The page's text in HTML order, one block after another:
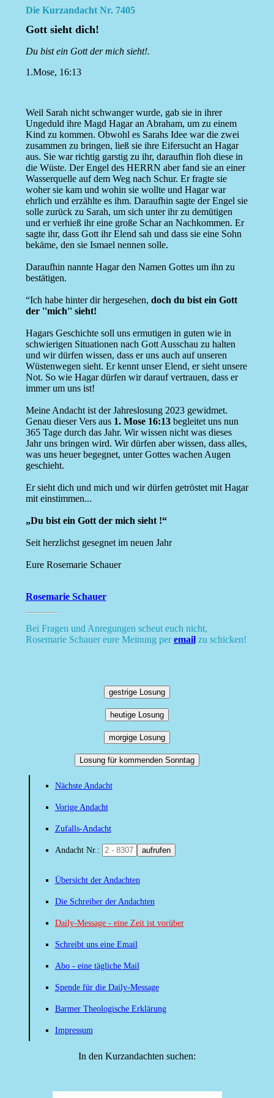
Die Kurzandacht Nr. 7405
Gott sieht dich!
Du bist ein Gott der mich sieht!.
1.Mose, 16:13
Weil Sarah nicht schwanger wurde, gab sie in ihrer
Ungeduld ihre Magd Hagar an Abraham, um zu einem
Kind zu kommen. Obwohl es Sarahs Idee war die zwei
zusammen zu bringen, ließ sie ihre Eifersucht an Hagar
aus. Sie war richtig garstig zu ihr, daraufhin floh diese in
die Wüste. Der Engel des HERRN aber fand sie an einer
Wasserquelle auf dem Weg nach Schur. Er fragte sie
woher sie kam und wohin sie wollte und Hagar war
ehrlich und erzählte es ihm. Daraufhin sagte der Engel sie
solle zurück zu Sarah, um sich unter ihr zu demütigen
und er verhieß ihr eine große Schar an Nachkommen. Er
sagte ihr, dass Gott ihr Elend sah und dass sie eine Sohn
bekäme, den sie Ismael nennen solle.
Daraufhin nannte Hagar den Namen Gottes um ihn zu
bestätigen.
“Ich habe hinter dir hergesehen, doch du bist ein Gott
der ''mich'' sieht!
Hagars Geschichte soll uns ermutigen in guten wie in
schwierigen Situationen nach Gott Ausschau zu halten
und wir dürfen wissen, dass er uns auch auf unseren
Wüstenwegen sieht. Er kennt unser Elend, er sieht unsere
Not. So wie Hagar dürfen wir darauf vertrauen, dass er
immer um uns ist!
Meine Andacht ist der Jahreslosung 2023 gewidmet.
Genau dieser Vers aus1. Mose 16:13 begleitet uns nun
365 Tage durch das Jahr. Wir wissen nicht was dieses
Jahr uns bringen wird. Wir dürfen aber wissen, dass alles,
was uns heuer begegnet, unter Gottes wachen Augen
geschieht.
Er sieht dich und mich und wir dürfen getröstet mit Hagar
mit einstimmen...
„Du bist ein Gott der mich sieht !“
Seit herzlichst gesegnet im neuen Jahr
Eure Rosemarie Schauer
Rosemarie Schauer
Bei Fragen und Anregungen scheut euch nicht,
Rosemarie Schauer eure Meinung peremailzu schicken!
gestrige Losung
heutige Losung
morgige Losung
Losung für kommenden Sonntag
Nächste Andacht
Vorige Andacht
Zufalls-Andacht
Andacht Nr.: aufrufen
Übersicht der Andachten
Die Schreiber der Andachten
Daily-Message - eine Zeit ist vorüber
Schreibt uns eine Email
Abo - eine tägliche Mail
Spende für die Daily-Message
Barmer Theologische Erklärung
Impressum
In den Kurzandachten suchen: